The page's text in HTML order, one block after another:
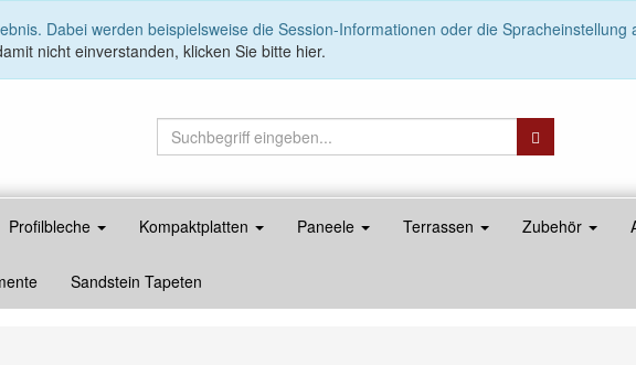
Dabei werden beispielsweise die Session-Informationen oder die
nicht einverstanden, klicken Sie bitte hier.
Profilbleche Kompaktplatten Paneele Terrassen Zubehör
Sandstein Tapeten